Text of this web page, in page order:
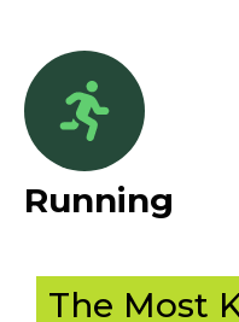
Running
The Most